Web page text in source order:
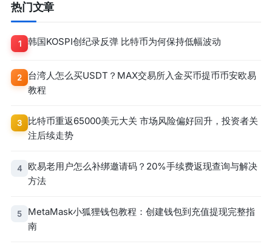
热门文章
1 韩国KOSPI创纪录反弹 比特币为何保持低幅波动
2
台湾人怎么买USDT？MAX交易所入金买币提币币安欧易
教程
3
比特币重返65000美元大关 市场风险偏好回升，投资者关
注后续走势
4
欧易老用户怎么补绑邀请码？20%手续费返现查询与解决
方法
5
MetaMask小狐狸钱包教程：创建钱包到充值提现完整指
南